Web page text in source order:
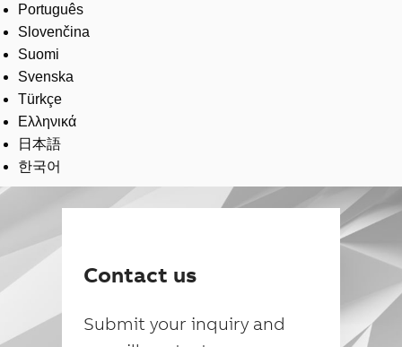
Português
Slovenčina
Suomi
Svenska
Türkçe
Ελληνικά
日本語
한국어
Contact us
Submit your inquiry and